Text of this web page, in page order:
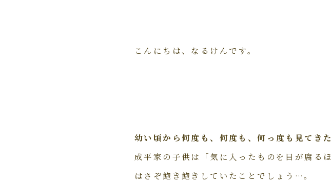
こんにちは、なるけんです。
幼い頃から何度も、 何度も、何っ度も見てき
成平家の子供は「気に入ったものを目が腐る
はさぞ飽き飽きしていたことでしょう…。